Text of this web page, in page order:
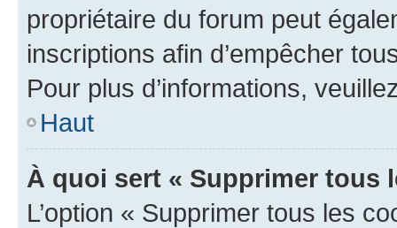
propriétaire du forum peut
inscriptions afin d’empêcher
Pour plus d’informations,
Haut
À quoi sert « Supprimer tous
L’option « Supprimer tous les